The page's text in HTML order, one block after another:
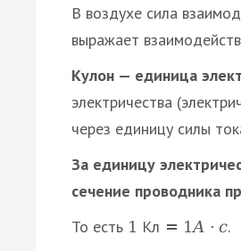
В воздухе сила
выражает
Кулон — единица
электричества
через единицу силы
За единицу
сечение проводника
То есть 1 Кл = 1А · с.